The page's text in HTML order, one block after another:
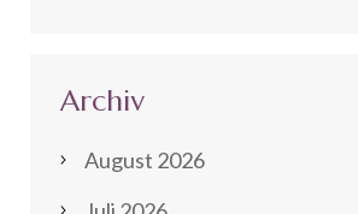
Archiv
August 2026